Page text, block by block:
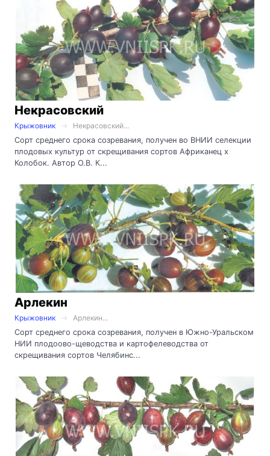
Некрасовский
Крыжовник
Некрасовский...
Сорт среднего срока созревания, получен во ВНИИ селекции
плодовых культур от скрещивания сортов Африканец х
Колобок. Автор О.В. К...
Арлекин
Крыжовник
Арлекин...
Сорт среднего срока созревания, получен в Южно-Уральском
НИИ плодоово-щеводства и картофелеводства от
скрещивания сортов Челябинс...